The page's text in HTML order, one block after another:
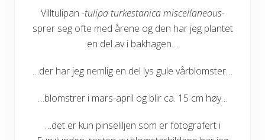
Villtulipan -tulipa turkestanica miscellaneous-
sprer seg ofte med årene og den har jeg plantet
en del av i bakhagen…
…der har jeg nemlig en del lys gule vårblomster…
…blomstrer i mars-april og blir ca. 15 cm høy…
…det er kun pinseliljen som er fotografert i